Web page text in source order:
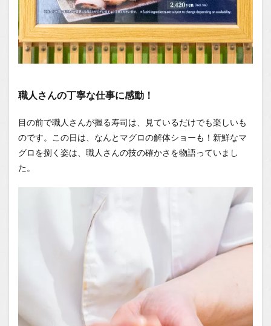
職人さんの丁寧な仕事に感動！
目の前で職人さんが握る寿司は、見ているだけでも楽しいも
のです。この日は、なんとマグロの解体ショーも！新鮮なマ
グロを捌く姿は、職人さんの技の確かさを物語っていまし
た。